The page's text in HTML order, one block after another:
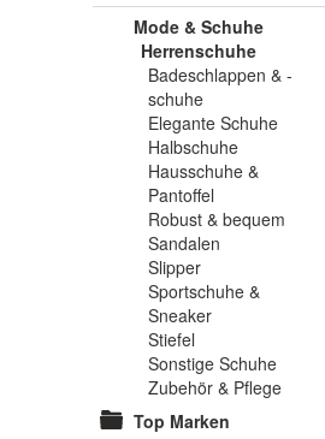
Mode & Schuhe
Herrenschuhe
Badeschlappen & -
schuhe
Elegante Schuhe
Halbschuhe
Hausschuhe &
Pantoffel
Robust & bequem
Sandalen
Slipper
Sportschuhe &
Sneaker
Stiefel
Sonstige Schuhe
Zubehör & Pflege
Top Marken